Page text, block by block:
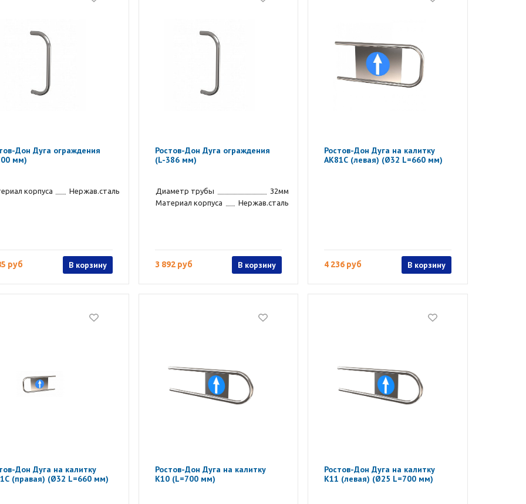
Дон Дуга ограждения
мм)
корпуса Нержав.сталь
руб В корзину
Ростов-Дон Дуга ограждения
(L-386 мм)
Диаметр трубы
32мм
Материал корпуса
Нержав.сталь
3 892 руб В корзину
Ростов-Дон Дуга на калитку
АК81С (левая) (Ø32 L=660 мм)
4 236 руб В корзину
Дон Дуга на калитку
(правая) (Ø32 L=660 мм)
Ростов-Дон Дуга на калитку
К10 (L=700 мм)
Ростов-Дон Дуга на калитку
К11 (левая) (Ø25 L=700 мм)